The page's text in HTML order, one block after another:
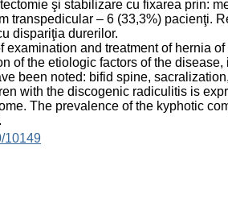
şi stabilizare cu fixarea prin:
transpedicular – 6 (33,3%) pacienţi.
dispariţia durerilor.
and treatment of hernia
of the etiologic factors of the
been noted: bifid spine,
with the discogenic radiculitis is
The prevalence of the kyphotic
10149